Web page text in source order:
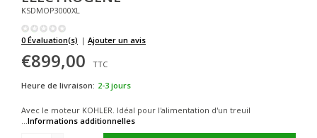
KSDMOP3000XL
0 Évaluation(s) | Ajouter un avis
€899,00
TTC
Heure de livraison: 2-3 jours
Avec le moteur KOHLER. Idéal pour l'alimentation d'un treuil
...Informations additionnelles